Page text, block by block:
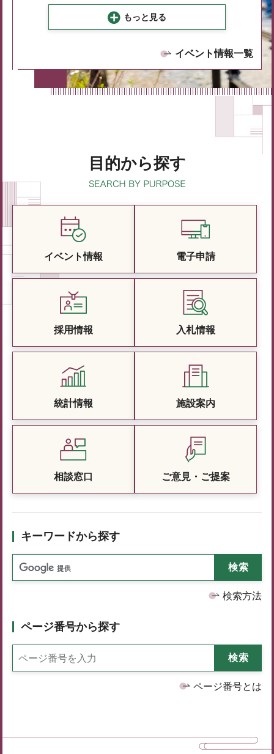
もっと見る
イベント情報一覧
目的から探す
イベント情報 電子申請
採用情報 入札情報
統計情報 施設案内
相談窓口 ご意見・ご提案
キーワードから探す
検索方法
ページ番号から探す
ページ番号とは